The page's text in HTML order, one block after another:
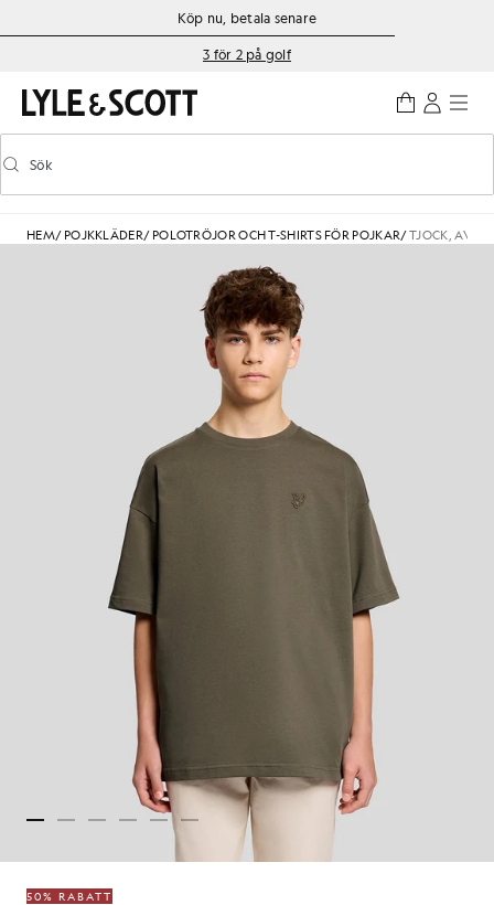
Gå direkt till huvudinnehållet
Information om tillgänglighetKöp nu, betala senare
3 för 2 på golf
Aktivera/inaktivera prediktiv sökning
Sök
HEM/ POJKKLÄDER/ POLOTRÖJOR OCH T-SHIRTS FÖR POJKAR/TJOCK,
50% RABATT